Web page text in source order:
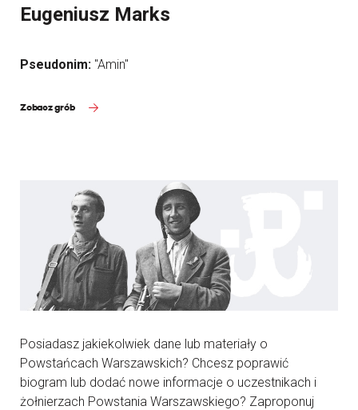
Eugeniusz Marks
Pseudonim: "Amin"
Zobacz grób
Posiadasz jakiekolwiek dane lub materiały o
Powstańcach Warszawskich? Chcesz poprawić
biogram lub dodać nowe informacje o uczestnikach i
żołnierzach Powstania Warszawskiego? Zaproponuj